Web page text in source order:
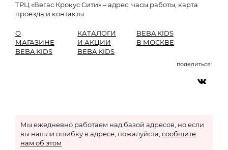
ТРЦ «Вегас Крокус Сити» – адрес, часы работы, карта
проезда и контакты
О
МАГАЗИНЕ
BEBA KIDS
КАТАЛОГИ
И АКЦИИ
BEBA KIDS
BEBA KIDS
В МОСКВЕ
поделиться:
Мы ежедневно работаем над базой адресов, но если
вы нашли ошибку в адресе, пожалуйста, сообщите
нам об этом